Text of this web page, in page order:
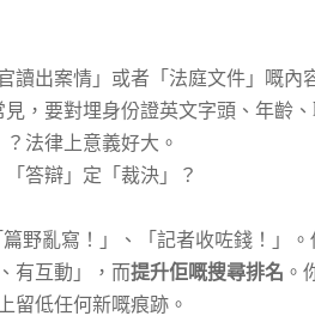
讀出案情」或者「法庭文件」嘅內
，要對埋身份證英文字頭、年齡、
法律上意義好大。
答辯」定「裁決」？
野亂寫！」、「記者收咗錢！」
有互動」，而提升佢嘅搜尋排名 。
留低任何新嘅痕跡。